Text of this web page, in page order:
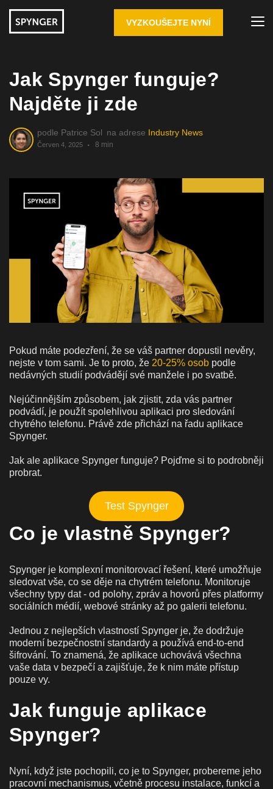
VYZKOUŠEJTE NYNÍ
Jak Spynger funguje?
Najděte ji zde
podle Patrice Sol na adrese Industry News
Červen 4, 2025 8 min
Pokud máte podezření, že se váš partner dopustil nevěry,
nejste v tom sami. Je to proto, že 20-25% osob podle
nedávných studií podvádějí své manžele i po svatbě.
Nejúčinnějším způsobem, jak zjistit, zda vás partner
podvádí, je použít spolehlivou aplikaci pro sledování
chytrého telefonu. Právě zde přichází na řadu aplikace
Spynger.
Jak ale aplikace Spynger funguje? Pojďme si to podrobněji
probrat.
Test Spynger
Co je vlastně Spynger?
Spynger je komplexní monitorovací řešení, které umožňuje
sledovat vše, co se děje na chytrém telefonu. Monitoruje
všechny typy dat - od polohy, zpráv a hovorů přes platformy
sociálních médií, webové stránky až po galerii telefonu.
Jednou z nejlepších vlastností Spynger je, že dodržuje
moderní bezpečnostní standardy a používá end-to-end
šifrování. To znamená, že aplikace uchovává všechna
vaše data v bezpečí a zajišťuje, že k nim máte přístup
pouze vy.
Jak funguje aplikace
Spynger?
Nyní, když jste pochopili, co je to Spynger, probereme jeho
pracovní mechanismus, včetně procesu instalace, funkcí a